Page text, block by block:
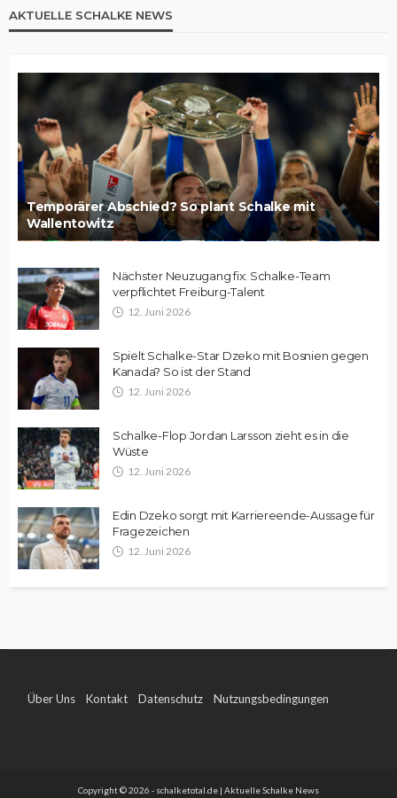
AKTUELLE SCHALKE NEWS
Temporärer Abschied? So plant Schalke mit
Wallentowitz
Nächster Neuzugang fix: Schalke-Team
verpflichtet Freiburg-Talent
12. Juni 2026
Spielt Schalke-Star Dzeko mit Bosnien gegen
Kanada? So ist der Stand
12. Juni 2026
Schalke-Flop Jordan Larsson zieht es in die
Wüste
12. Juni 2026
Edin Dzeko sorgt mit Karriereende-Aussage für
Fragezeichen
12. Juni 2026
Über Uns Kontakt Datenschutz Nutzungsbedingungen
Copyright © 2026 - schalketotal.de | Aktuelle Schalke News